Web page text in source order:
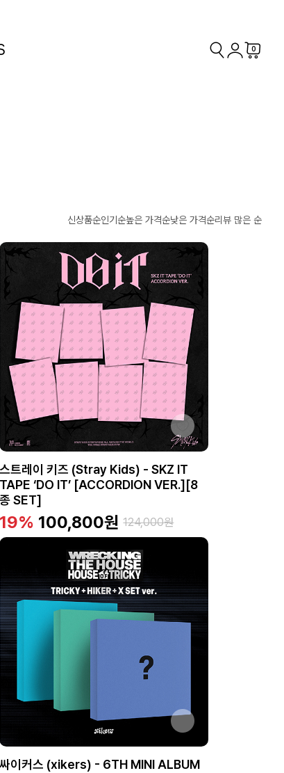
0
신상품순인기순높은 가격순낮은 가격순리뷰 많은 순
스트레이 키즈 (Stray Kids) - SKZ IT
TAPE ‘DO IT’ [ACCORDION VER.][8
종 SET]
19% 100,800원 124,000원
싸이커스 (xikers) - 6TH MINI ALBUM